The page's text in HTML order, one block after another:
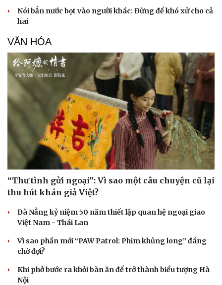
Dinh dưỡng - món ngon
Cây thuốc
Sản phụ khoa
Nhi khoa
Nam khoa
Làm đẹp - giảm cân
Ăn sạch sống khỏe
Đời sống
Nhà đẹp
Blog
Tình yêu - Gia đình
Nói bắn nước bọt vào người khác: Đừng để khó xử cho cả
hai
VĂN HÓA
“Thư tình gửi ngoại”: Vì sao một câu chuyện cũ lại
thu hút khán giả Việt?
Đà Nẵng kỷ niệm 50 năm thiết lập quan hệ ngoại giao
Việt Nam - Thái Lan
Vì sao phần mới “PAW Patrol: Phim khủng long” đáng
chờ đợi?
Khi phở bước ra khỏi bàn ăn để trở thành biểu tượng Hà
Nội